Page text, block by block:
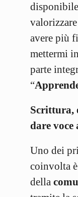
avere più
mettermi
parte
“
Scrittura,
dare
Uno dei
coinvolta
della